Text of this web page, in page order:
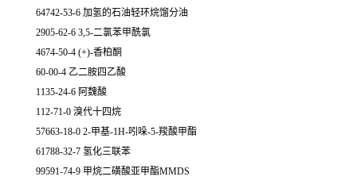
64742-53-6 加氢的石油轻环烷馏分油
2905-62-6 3,5-二氯苯甲酰氯
4674-50-4 (+)-香柏酮
60-00-4 乙二胺四乙酸
1135-24-6 阿魏酸
112-71-0 溴代十四烷
57663-18-0 2-甲基-1H-吲哚-5-羧酸甲酯
61788-32-7 氢化三联苯
99591-74-9 甲烷二磺酸亚甲酯MMDS